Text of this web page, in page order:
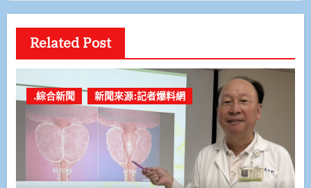
Related Post
.綜合新聞 新聞來源:記者爆料網